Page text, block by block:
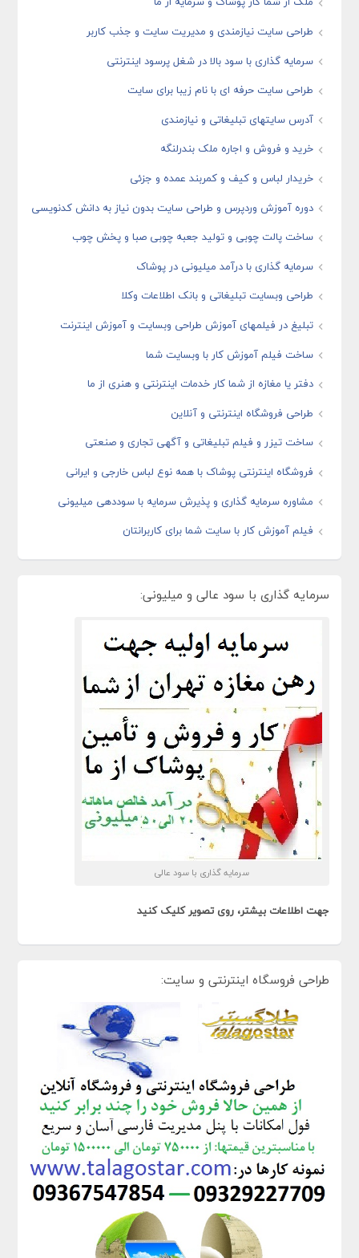
طراحی سایت نیازمندی و مدیریت سایت و جذب کاربر
سرمایه گذاری با سود بالا در شغل پرسود اینترنتی
طراحی سایت حرفه ای با نام زیبا برای سایت
آدرس سایتهای تبلیغاتی و نیازمندی
خرید و فروش و اجاره ملک بندرلنگه
خریدار لباس و کیف و کمربند عمده و جزئی
دوره آموزش وردپرس و طراحی سایت بدون نیاز به دانش کدنویسی
ساخت پالت چوبی و تولید جعبه چوبی صبا و پخش چوب
سرمایه گذاری با درآمد میلیونی در پوشاک
طراحی وبسایت تبلیغاتی و بانک اطلاعات وکلا
تبلیغ در فیلمهای آموزش طراحی وبسایت و آموزش اینترنت
ساخت فیلم آموزش کار با وبسایت شما
دفتر یا مغازه از شما کار خدمات اینترنتی و هنری از ما
طراحی فروشگاه اینترنتی و آنلاین
ساخت تیزر و فیلم تبلیغاتی و آگهی تجاری و صنعتی
فروشگاه اینترنتی پوشاک با همه نوع لباس خارجی و ایرانی
مشاوره سرمایه گذاری و پذیرش سرمایه با سوددهی میلیونی
فیلم آموزش کار با سایت شما برای کاربرانتان
سرمایه گذاری با سود عالی و میلیونی:
سرمایه گذاری با سود عالی
جهت اطلاعات بیشتر، روی تصویر کلیک کنید
طراحی فروسگاه اینترنتی و سایت: